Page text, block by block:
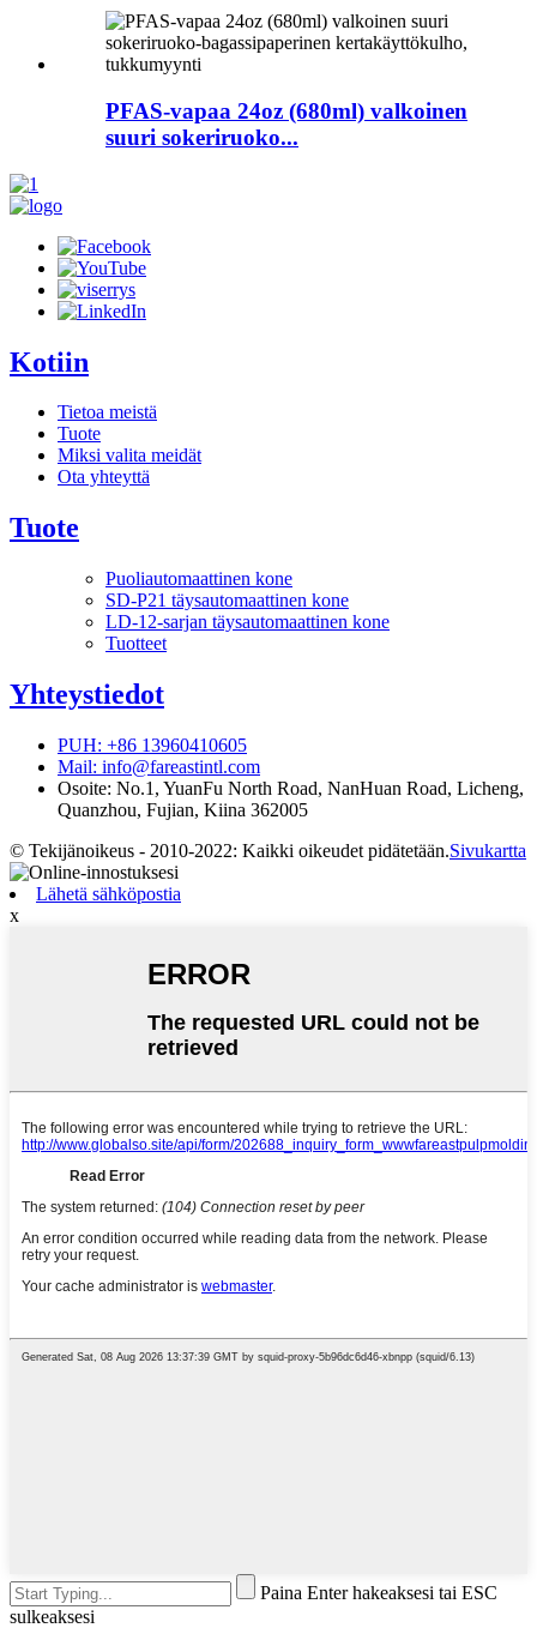
PFAS-vapaa 24oz (680ml) valkoinen
suuri sokeriruoko...
Kotiin
Tietoa meistä
Tuote
Miksi valita meidät
Ota yhteyttä
Tuote
Puoliautomaattinen kone
SD-P21 täysautomaattinen kone
LD-12-sarjan täysautomaattinen kone
Tuotteet
Yhteystiedot
PUH: +86 13960410605
Mail: info@fareastintl.com
Osoite: No.1, YuanFu North Road, NanHuan Road, Licheng,
Quanzhou, Fujian, Kiina 362005
© Tekijänoikeus - 2010-2022: Kaikki oikeudet pidätetään.Sivukartta
Lähetä sähköpostia
x
Paina Enter hakeaksesi tai ESC
sulkeaksesi